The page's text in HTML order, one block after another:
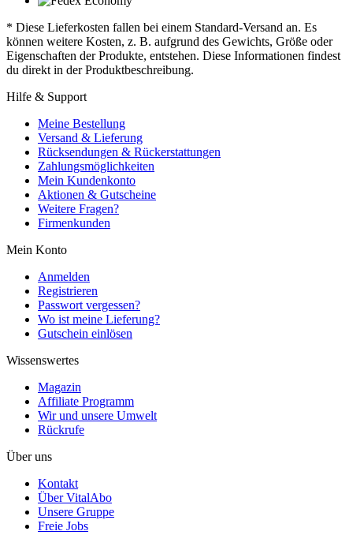
* Diese Lieferkosten fallen bei einem Standard-Versand an. Es
können weitere Kosten, z. B. aufgrund des Gewichts, Größe oder
Eigenschaften der Produkte, entstehen. Diese Informationen findest
du direkt in der Produktbeschreibung.
Hilfe & Support
Meine Bestellung
Versand & Lieferung
Rücksendungen & Rückerstattungen
Zahlungsmöglichkeiten
Mein Kundenkonto
Aktionen & Gutscheine
Weitere Fragen?
Firmenkunden
Mein Konto
Anmelden
Registrieren
Passwort vergessen?
Wo ist meine Lieferung?
Gutschein einlösen
Wissenswertes
Magazin
Affiliate Programm
Wir und unsere Umwelt
Rückrufe
Über uns
Kontakt
Über VitalAbo
Unsere Gruppe
Freie Jobs